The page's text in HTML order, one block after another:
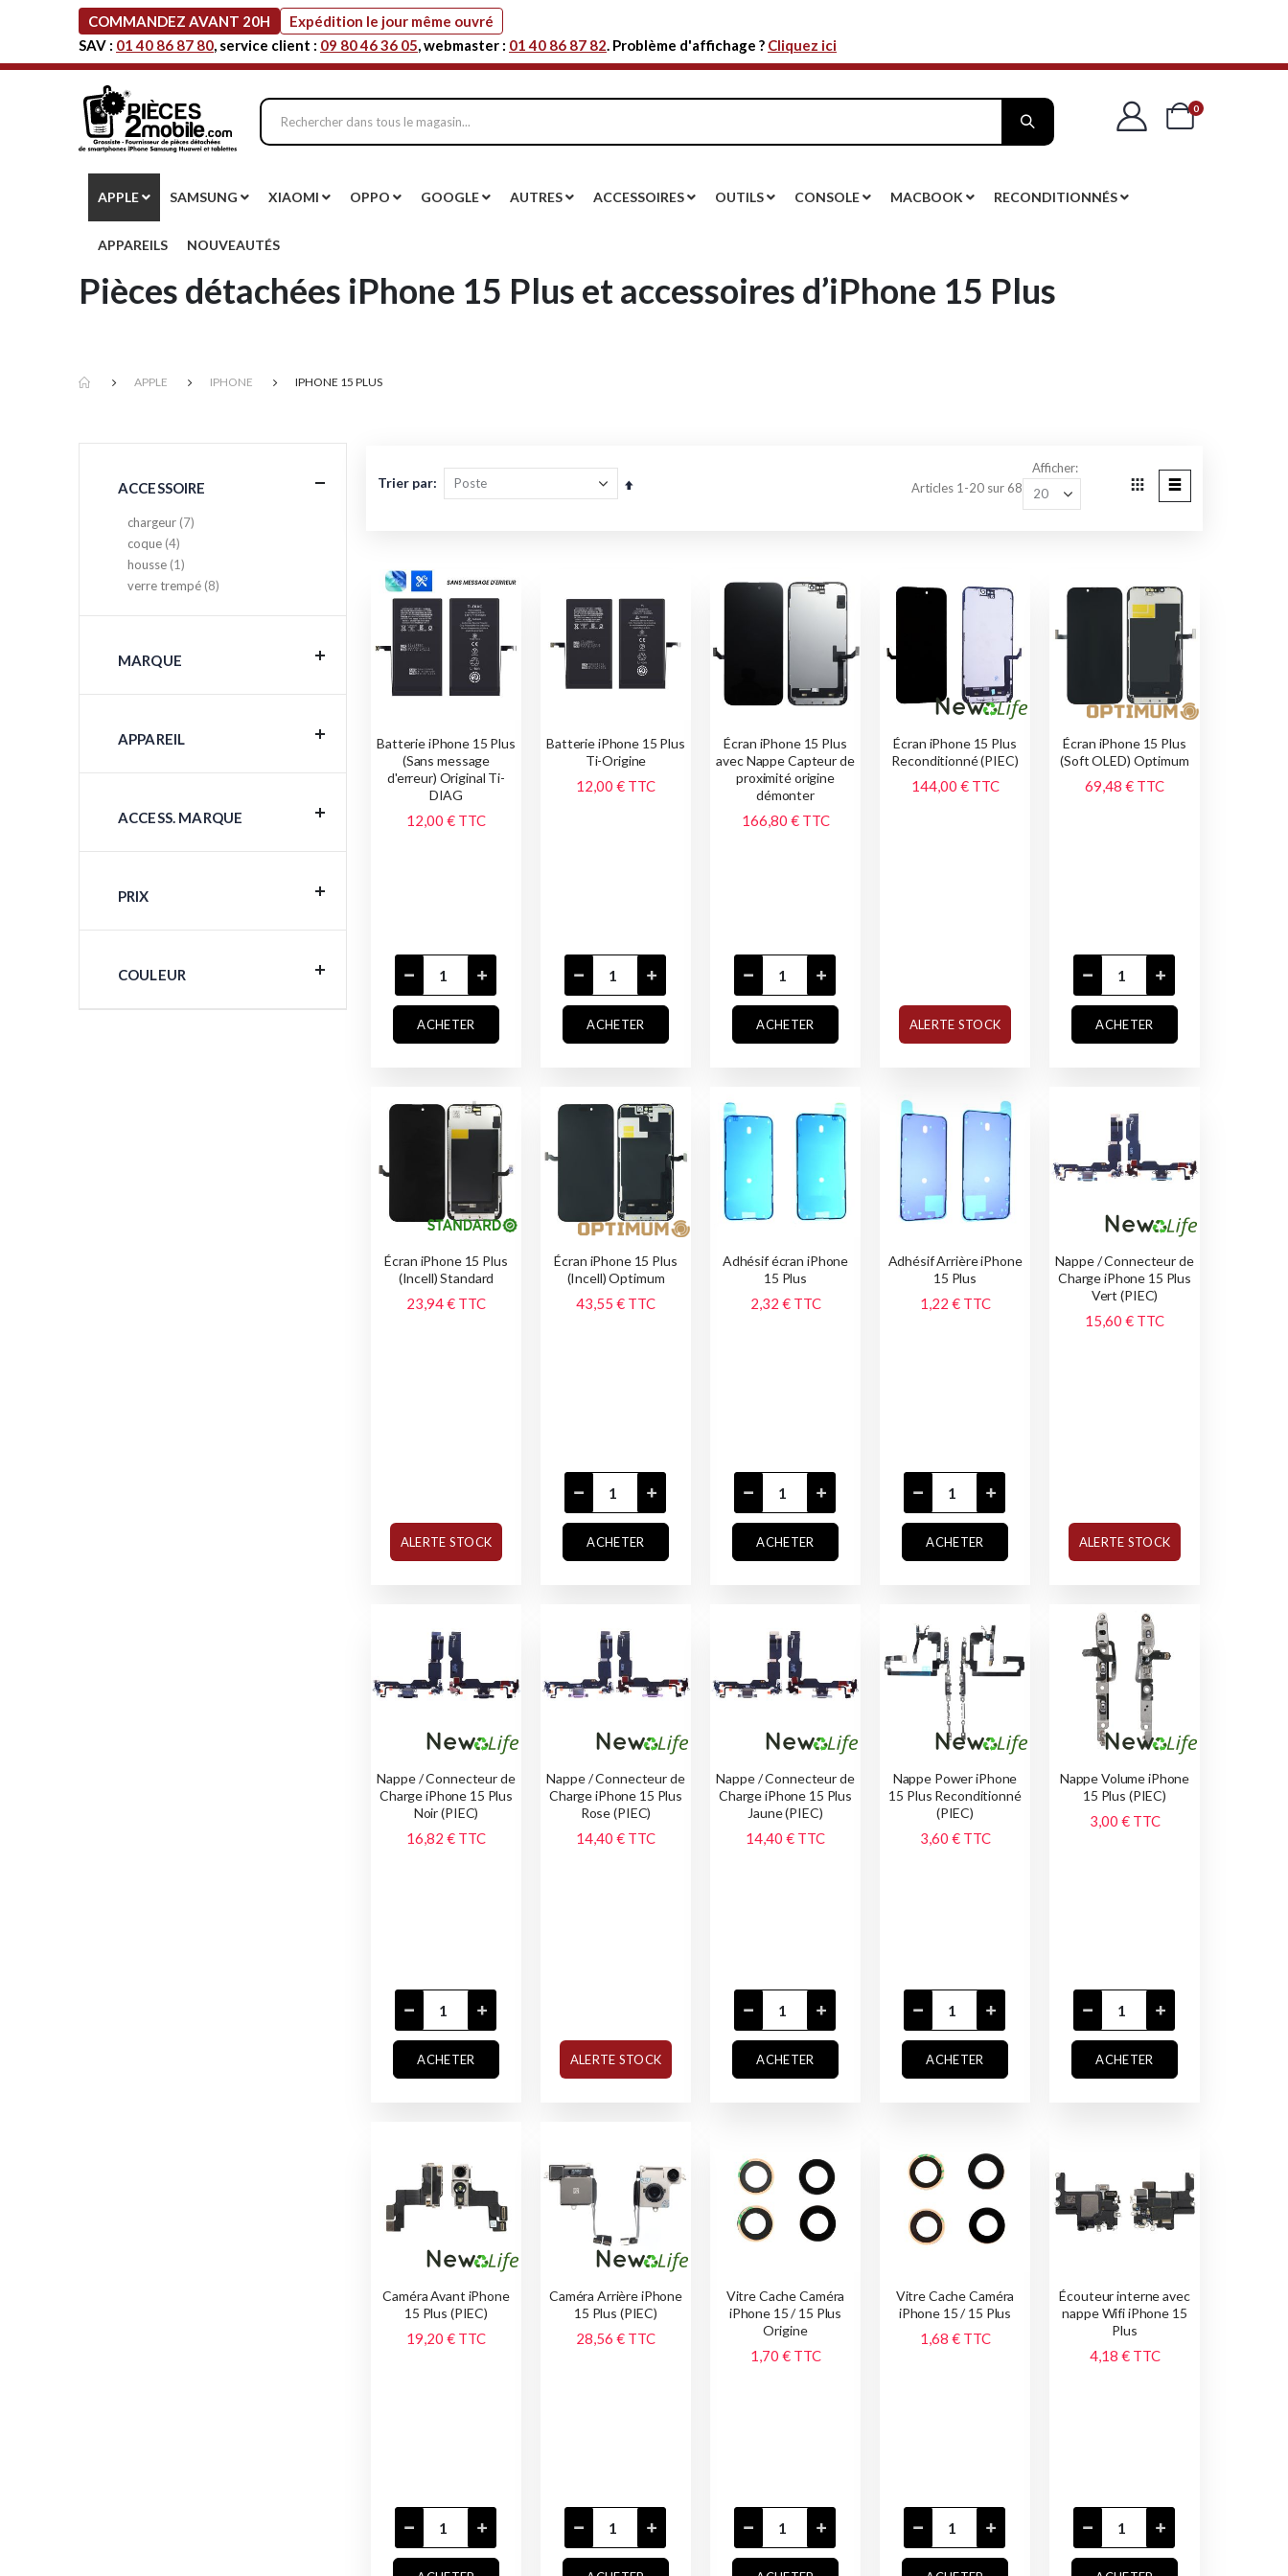
COMMANDEZ AVANT 20H
Expédition le jour même ouvré
SAV : 01 40 86 87 80, service client : 09 80 46 36 05, webmaster : 01 40 86 87 82. Problème d'affichage ? Cliquez ici
Cart
0articles
APPLE SAMSUNG XIAOMI OPPO GOOGLE AUTRES ACCESSOIRES OUTILS CONSOLE MACBOOK RECONDITIONNÉS
APPAREILS NOUVEAUTÉS
Pièces détachées iPhone 15 Plus et accessoires d’iPhone 15 Plus
APPLE IPHONE IPHONE 15 PLUS
Trier par
Par
Articles 1-20 sur 68
Afficher
Afficher
GrilleListe
Batterie iPhone 15 Plus
(Sans message
d'erreur) Original Ti-
DIAG
12,00 € TTC
ACHETER
Batterie iPhone 15 Plus
Ti-Origine
12,00 € TTC
ACHETER
Écran iPhone 15 Plus
avec Nappe Capteur de
proximité origine
démonter
166,80 € TTC
ACHETER
Écran iPhone 15 Plus
Reconditionné (PIEC)
144,00 € TTC
ALERTE STOCK
Écran iPhone 15 Plus
(Soft OLED) Optimum
69,48 € TTC
ACHETER
Écran iPhone 15 Plus
(Incell) Standard
23,94 € TTC
ALERTE STOCK
Écran iPhone 15 Plus
(Incell) Optimum
43,55 € TTC
ACHETER
Adhésif écran iPhone
15 Plus
2,32 € TTC
ACHETER
Adhésif Arrière iPhone
15 Plus
1,22 € TTC
ACHETER
Nappe / Connecteur de
Charge iPhone 15 Plus
Vert (PIEC)
15,60 € TTC
ALERTE STOCK
Nappe / Connecteur de
Charge iPhone 15 Plus
Noir (PIEC)
16,82 € TTC
ACHETER
Nappe / Connecteur de
Charge iPhone 15 Plus
Rose (PIEC)
14,40 € TTC
ALERTE STOCK
Nappe / Connecteur de
Charge iPhone 15 Plus
Jaune (PIEC)
14,40 € TTC
ACHETER
Nappe Power iPhone
15 Plus Reconditionné
(PIEC)
3,60 € TTC
ACHETER
Nappe Volume iPhone
15 Plus (PIEC)
3,00 € TTC
ACHETER
Caméra Avant iPhone
15 Plus (PIEC)
19,20 € TTC
Caméra Arrière iPhone
15 Plus (PIEC)
28,56 € TTC
Vitre Cache Caméra
iPhone 15 / 15 Plus
Origine
1,70 € TTC
Vitre Cache Caméra
iPhone 15 / 15 Plus
1,68 € TTC
Écouteur interne avec
nappe Wifi iPhone 15
Plus
4,18 € TTC
ACCESSOIRE
chargeur 7
articles
coque 4
articles
housse 1
article
verre trempé 8
articles
MARQUE
APPAREIL
ACCESS. MARQUE
PRIX
COULEUR